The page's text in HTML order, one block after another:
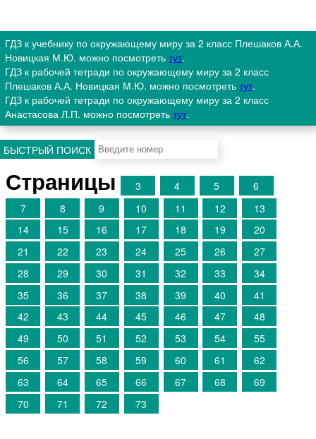
ГДЗ к учебнику по окружающему миру за 2 класс Плешаков А.А.
Новицкая М.Ю. можно посмотреть тут.
ГДЗ к рабочей тетради по окружающему миру за 2 класс
Плешаков А.А. Новицкая М.Ю. можно посмотреть тут.
ГДЗ к рабочей тетради по окружающему миру за 2 класс
Анастасова Л.П. можно посмотреть тут.
БЫСТРЫЙ ПОИСК
Страницы 3 4 5
6
7
8 9 10 11 12
13
14
15 16 17 18 19
20
21
22 23 24 25 26
27
28
29 30 31 32 33
34
35
36 37 38 39 40
41
42
43 44 45 46 47
48
49
50 51 52 53 54
55
56
57 58 59 60 61
62
63
64 65 66 67 68
69
70
71 72 73